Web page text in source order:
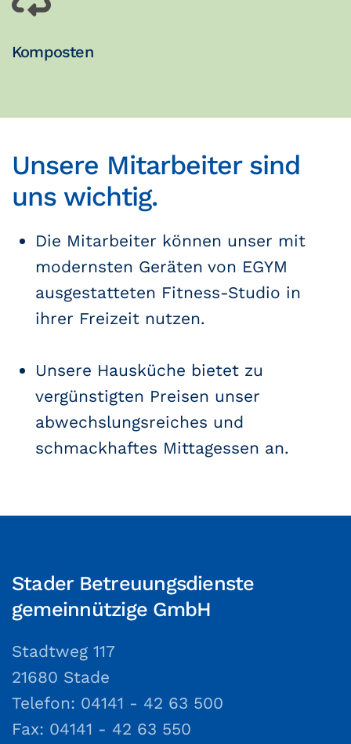
Komposten
Unsere Mitarbeiter sind
uns wichtig.
Die Mitarbeiter können unser mit
modernsten Geräten von EGYM
ausgestatteten Fitness-Studio in
ihrer Freizeit nutzen.
Unsere Hausküche bietet zu
vergünstigten Preisen unser
abwechslungsreiches und
schmackhaftes Mittagessen an.
Stader Betreuungsdienste
gemeinnützige GmbH
Stadtweg 117
21680 Stade
Telefon: 04141 - 42 63 500
Fax: 04141 - 42 63 550